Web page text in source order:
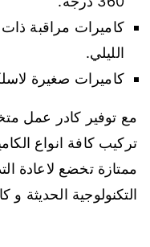
كاميرات مراقبة
الليلي.
كاميرات صغيرة
مع توفير كادر عمل
تركيب كافة انواع
ممتازة تخضع لاعادة
التكنولوجية الحديثة و